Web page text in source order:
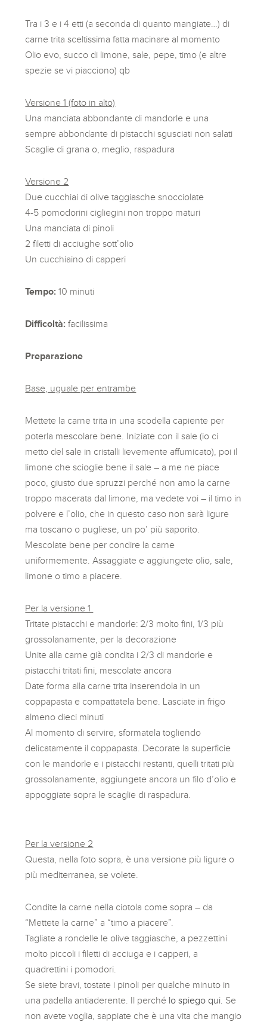
Tra i 3 e i 4 etti (a seconda di quanto mangiate…) di
carne trita sceltissima fatta macinare al momento
Olio evo, succo di limone, sale, pepe, timo (e altre
spezie se vi piacciono) qb
Versione 1 (foto in alto)
Una manciata abbondante di mandorle e una
sempre abbondante di pistacchi sgusciati non salati
Scaglie di grana o, meglio, raspadura
Versione 2
Due cucchiai di olive taggiasche snocciolate
4-5 pomodorini cigliegini non troppo maturi
Una manciata di pinoli
2 filetti di acciughe sott’olio
Un cucchiaino di capperi
Tempo: 10 minuti
Difficoltà: facilissima
Preparazione
Base, uguale per entrambe
Mettete la carne trita in una scodella capiente per
poterla mescolare bene. Iniziate con il sale (io ci
metto del sale in cristalli lievemente affumicato), poi il
limone che scioglie bene il sale – a me ne piace
poco, giusto due spruzzi perché non amo la carne
troppo macerata dal limone, ma vedete voi – il timo in
polvere e l’olio, che in questo caso non sarà ligure
ma toscano o pugliese, un po’ più saporito.
Mescolate bene per condire la carne
uniformemente. Assaggiate e aggiungete olio, sale,
limone o timo a piacere.
Per la versione 1
Tritate pistacchi e mandorle: 2/3 molto fini, 1/3 più
grossolanamente, per la decorazione
Unite alla carne già condita i 2/3 di mandorle e
pistacchi tritati fini, mescolate ancora
Date forma alla carne trita inserendola in un
coppapasta e compattatela bene. Lasciate in frigo
almeno dieci minuti
Al momento di servire, sformatela togliendo
delicatamente il coppapasta. Decorate la superficie
con le mandorle e i pistacchi restanti, quelli tritati più
grossolanamente, aggiungete ancora un filo d’olio e
appoggiate sopra le scaglie di raspadura.
Per la versione 2
Questa, nella foto sopra, è una versione più ligure o
più mediterranea, se volete.
Condite la carne nella ciotola come sopra – da
“Mettete la carne” a “timo a piacere”.
Tagliate a rondelle le olive taggiasche, a pezzettini
molto piccoli i filetti di acciuga e i capperi, a
quadrettini i pomodori.
Se siete bravi, tostate i pinoli per qualche minuto in
una padella antiaderente. Il perché lo spiego qui. Se
non avete voglia, sappiate che è una vita che mangio